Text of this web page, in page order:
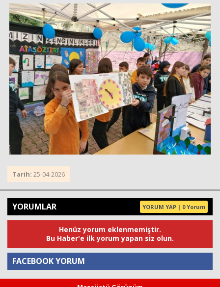
Tarih: 25-04-2026
YORUMLAR YORUM YAP | 0 Yorum
Henüz yorum eklenmemiştir.
Bu Haber'e ilk yorum yapan siz olun.
FACEBOOK YORUM